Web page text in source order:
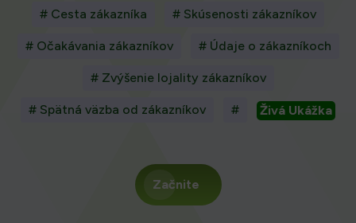
# Cesta zákazníka # Skúsenosti zákazníkov
# Očakávania zákazníkov # Údaje o zákazníkoch
# Zvýšenie lojality zákazníkov
# Spätná väzba od zákazníkov # Živá Ukážka
Začnite